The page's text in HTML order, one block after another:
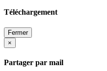
Téléchargement
Fermer
×
Partager par mail